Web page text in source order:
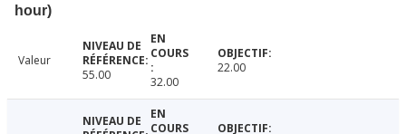
hour)
Valeur
55.00
32.00
22.00